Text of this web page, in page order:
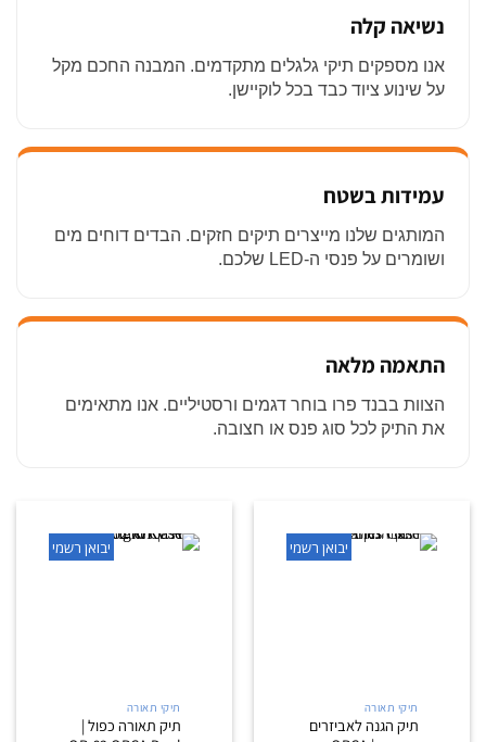
נשיאה קלה
אנו מספקים תיקי גלגלים מתקדמים. המבנה החכם מקל
על שינוע ציוד כבד בכל לוקיישן.
עמידות בשטח
המותגים שלנו מייצרים תיקים חזקים. הבדים דוחים מים
ושומרים על פנסי ה-LED שלכם.
התאמה מלאה
הצוות בבנד פרו בוחר דגמים ורסטיליים. אנו מתאימים
את התיק לכל סוג פנס או חצובה.
יבואן רשמי
תיקי תאורה
תיק הגנה לאביזרים
יבואן רשמי
תיקי תאורה
תיק תאורה כפול |